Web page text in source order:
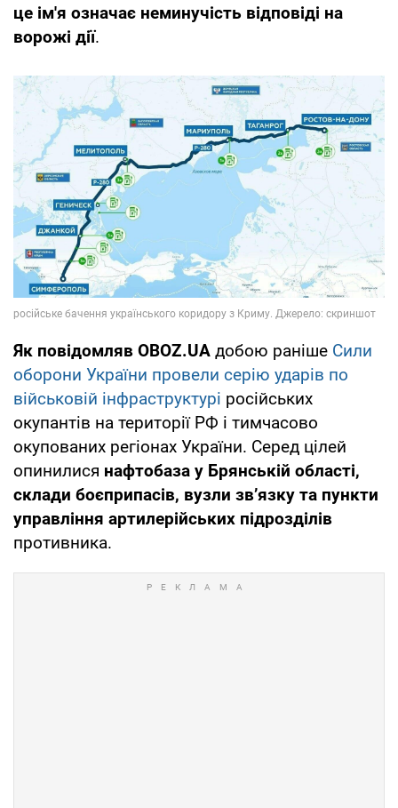
це ім'я означає неминучість відповіді на
ворожі дії.
Як повідомляв OBOZ.UA добою раніше Сили
оборони України провели серію ударів по
військовій інфраструктурі російських
окупантів на території РФ і тимчасово
окупованих регіонах України. Серед цілей
опинилися нафтобаза у Брянській області,
склади боєприпасів, вузли зв’язку та пункти
управління артилерійських підрозділів
противника.